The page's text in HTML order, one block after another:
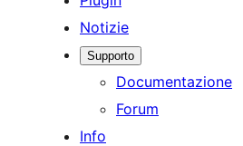
Notizie
Supporto
Documentazione
Forum
Info